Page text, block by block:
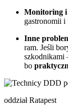
Monitoring
gastronomii
Inne
ram. Jeśli
szkodnikami
bo
oddział Ratapest